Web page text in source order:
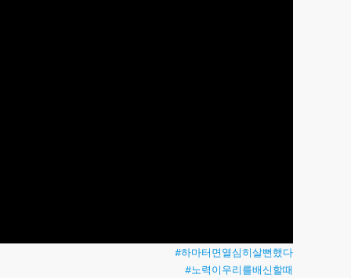
#하마터면열심히살뻔했다
#노력이우리를배신할때